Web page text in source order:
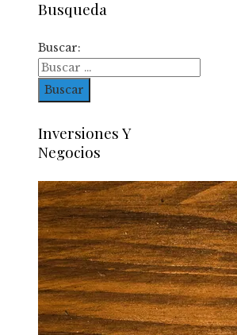
Busqueda
Buscar:
Inversiones Y
Negocios